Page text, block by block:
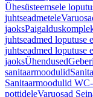
Ühesüsteemsele
juhtseadmetele
jaoks
juhtseadmed loputuse
juhtseadmed loputuse
jaoksÜhendused
sanitaarmoodulid
Sanitaarmoodulid
pottideleVaruosad